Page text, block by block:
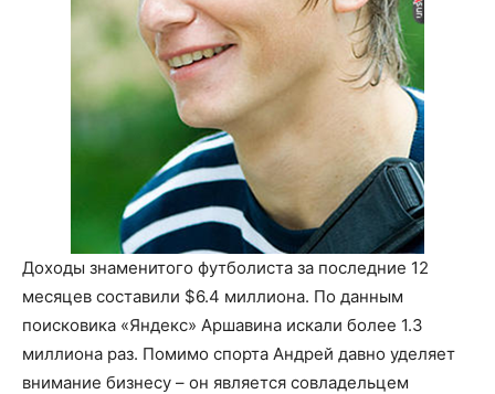
Доходы знаменитого футболиста за последние 12
месяцев составили $6.4 миллиона. По данным
поисковика «Яндекс» Аршавина искали более 1.3
миллиона раз. Помимо спорта Андрей давно уделяет
внимание бизнесу – он является совладельцем